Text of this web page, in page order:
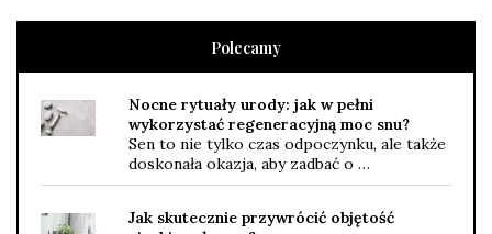
Polecamy
Nocne rytuały urody: jak w pełni
wykorzystać regeneracyjną moc snu?
Sen to nie tylko czas odpoczynku, ale także
doskonała okazja, aby zadbać o …
Jak skutecznie przywrócić objętość